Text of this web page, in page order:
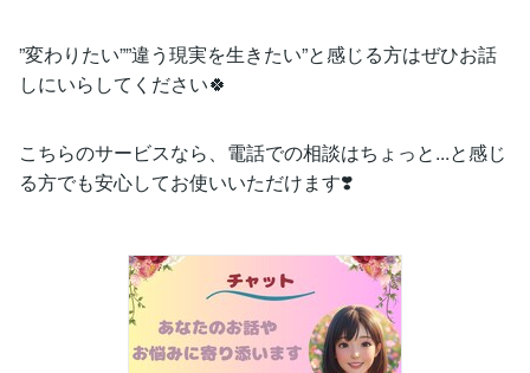
”変わりたい””違う現実を生きたい”と感じる方はぜひお話
しにいらしてください🍀
こちらのサービスなら、電話での相談はちょっと...と感じ
る方でも安心してお使いいただけます❣️